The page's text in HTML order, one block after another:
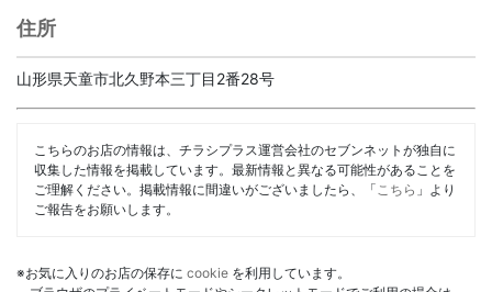
住所
山形県天童市北久野本三丁目2番28号
こちらのお店の情報は、チラシプラス運営会社のセブンネットが独自に
収集した情報を掲載しています。最新情報と異なる可能性があることを
ご理解ください。掲載情報に間違いがございましたら、「 こちら 」より
ご報告をお願いします。
※お気に入りのお店の保存に cookie を利用しています。